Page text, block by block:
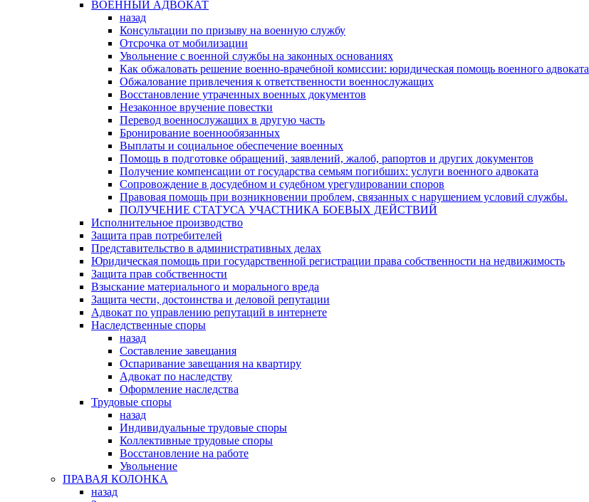
ВОЕННЫЙ АДВОКАТ
назад
Консультации по призыву на военную службу
Отсрочка от мобилизации
Увольнение с военной службы на законных основаниях
Как обжаловать решение военно-врачебной комиссии: юридическая помощь военного адвоката
Обжалование привлечения к ответственности военнослужащих
Восстановление утраченных военных документов
Незаконное вручение повестки
Перевод военнослужащих в другую часть
Бронирование военнообязанных
Выплаты и социальное обеспечение военных
Помощь в подготовке обращений, заявлений, жалоб, рапортов и других документов
Получение компенсации от государства семьям погибших: услуги военного адвоката
Сопровождение в досудебном и судебном урегулировании споров
Правовая помощь при возникновении проблем, связанных с нарушением условий службы.
ПОЛУЧЕНИЕ СТАТУСА УЧАСТНИКА БОЕВЫХ ДЕЙСТВИЙ
Исполнительное производство
Защита прав потребителей
Представительство в административных делах
Юридическая помощь при государственной регистрации права собственности на недвижимость
Защита прав собственности
Взыскание материального и морального вреда
Защита чести, достоинства и деловой репутации
Адвокат по управлению репутаций в интернете
Наследственные споры
назад
Составление завещания
Оспаривание завещания на квартиру
Адвокат по наследству
Оформление наследства
Трудовые споры
назад
Индивидуальные трудовые споры
Коллективные трудовые споры
Восстановление на работе
Увольнение
ПРАВАЯ КОЛОНКА
назад